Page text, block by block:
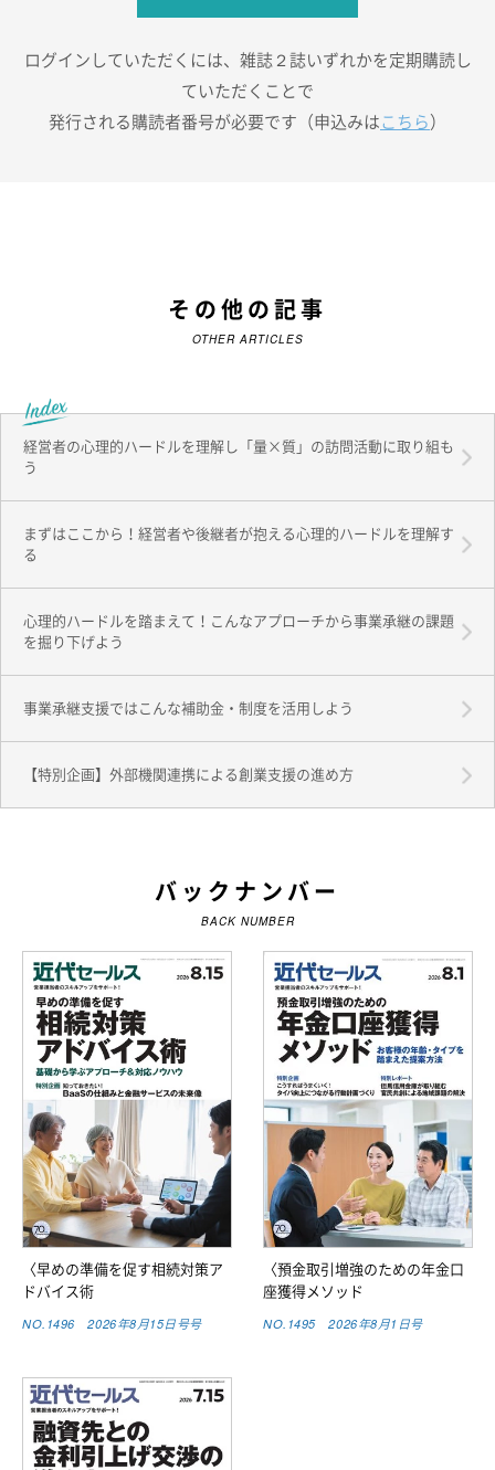
ログインしていただくには、雑誌２誌いずれかを定期購読し
ていただくことで
発行される購読者番号が必要です（申込みは こちら ）
その他の記事
OTHER ARTICLES
経営者の心理的ハードルを理解し「量×質」の訪問活動に取り組も
う
まずはここから！経営者や後継者が抱える心理的ハードルを理解す
る
心理的ハードルを踏まえて！こんなアプローチから事業承継の課題
を掘り下げよう
事業承継支援ではこんな補助金・制度を活用しよう
【特別企画】外部機関連携による創業支援の進め方
バックナンバー
BACK NUMBER
〈早めの準備を促す相続対策ア
ドバイス術
NO.1496 2026年8月15日号号
〈預金取引増強のための年金口
座獲得メソッド
NO.1495 2026年8月1日号